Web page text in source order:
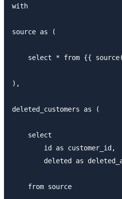
with
source as (
select * from {{
),
deleted_customers as (
    select
        id as customer_id,
deleted as
    from source